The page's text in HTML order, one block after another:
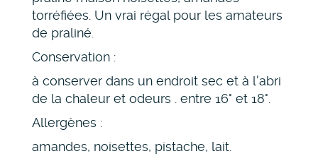
torréfiées. Un vrai régal pour les amateurs
de praliné.
Conservation :
à conserver dans un endroit sec et à l'abri
de la chaleur et odeurs . entre 16° et 18°.
Allergènes :
amandes, noisettes, pistache, lait.